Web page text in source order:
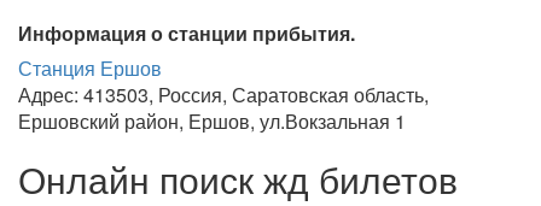
Информация о станции прибытия.
Станция Ершов
Адрес: 413503, Россия, Саратовская область,
Ершовский район, Ершов, ул.Вокзальная 1
Онлайн поиск жд билетов